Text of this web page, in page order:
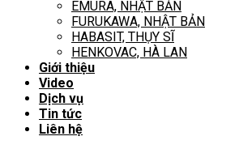
EMURA, NHẬT BẢN
FURUKAWA, NHẬT BẢN
HABASIT, THỤY SĨ
HENKOVAC, HÀ LAN
Giới thiệu
Video
Dịch vụ
Tin tức
Liên hệ